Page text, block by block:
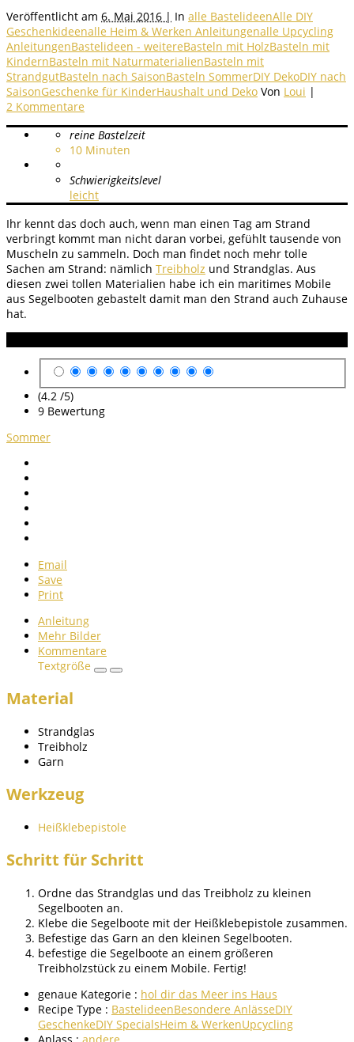
Veröffentlicht am 6. Mai 2016 | In alle BastelideenAlle DIY
Geschenkideenalle Heim & Werken Anleitungenalle Upcycling
AnleitungenBastelideen - weitereBasteln mit HolzBasteln mit
KindernBasteln mit NaturmaterialienBasteln mit
StrandgutBasteln nach SaisonBasteln SommerDIY DekoDIY nach
SaisonGeschenke für KinderHaushalt und Deko Von Loui |
2 Kommentare
reine Bastelzeit
10 Minuten
Schwierigkeitslevel
leicht
Ihr kennt das doch auch, wenn man einen Tag am Strand
verbringt kommt man nicht daran vorbei, gefühlt tausende von
Muscheln zu sammeln. Doch man findet noch mehr tolle
Sachen am Strand: nämlich Treibholz und Strandglas. Aus
diesen zwei tollen Materialien habe ich ein maritimes Mobile
aus Segelbooten gebastelt damit man den Strand auch Zuhause
hat.
(4.2 /5)
9 Bewertung
Sommer
Email
Save
Print
Anleitung
Mehr Bilder
Kommentare
Textgröße
Material
Strandglas
Treibholz
Garn
Werkzeug
Heißklebepistole
Schritt für Schritt
Ordne das Strandglas und das Treibholz zu kleinen
Segelbooten an.
Klebe die Segelboote mit der Heißklebepistole zusammen.
Befestige das Garn an den kleinen Segelbooten.
befestige die Segelboote an einem größeren
Treibholzstück zu einem Mobile. Fertig!
genaue Kategorie : hol dir das Meer ins Haus
Recipe Type : BastelideenBesondere AnlässeDIY
GeschenkeDIY SpecialsHeim & WerkenUpcycling